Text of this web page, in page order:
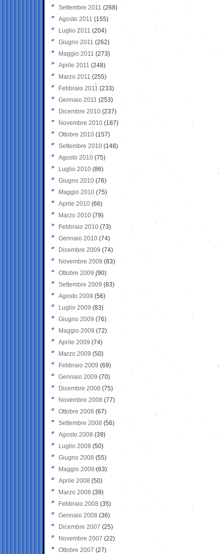
Settembre 2011 (268)
Agosto 2011 (155)
Luglio 2011 (204)
Giugno 2011 (262)
Maggio 2011 (273)
Aprile 2011 (248)
Marzo 2011 (255)
Febbraio 2011 (233)
Gennaio 2011 (253)
Dicembre 2010 (237)
Novembre 2010 (187)
Ottobre 2010 (157)
Settembre 2010 (148)
Agosto 2010 (75)
Luglio 2010 (86)
Giugno 2010 (76)
Maggio 2010 (75)
Aprile 2010 (66)
Marzo 2010 (79)
Febbraio 2010 (73)
Gennaio 2010 (74)
Dicembre 2009 (74)
Novembre 2009 (83)
Ottobre 2009 (90)
Settembre 2009 (83)
Agosto 2009 (56)
Luglio 2009 (83)
Giugno 2009 (76)
Maggio 2009 (72)
Aprile 2009 (74)
Marzo 2009 (50)
Febbraio 2009 (69)
Gennaio 2009 (70)
Dicembre 2008 (75)
Novembre 2008 (77)
Ottobre 2008 (67)
Settembre 2008 (56)
Agosto 2008 (39)
Luglio 2008 (50)
Giugno 2008 (55)
Maggio 2008(63)
Aprile 2008 (50)
Marzo 2008 (39)
Febbraio 2008 (35)
Gennaio 2008 (36)
Dicembre 2007 (25)
Novembre 2007 (22)
Ottobre 2007 (27)